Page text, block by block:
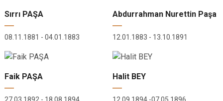
Sırrı PAŞA
08.11.1881 - 04.01.1883
Abdurrahman Nurettin Paşa
12.01.1883 - 13.10.1891
Faik PAŞA
27.03.1892 - 18.08.1894
Halit BEY
12.09.1894 -07.05.1896